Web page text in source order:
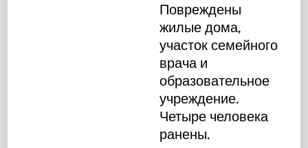
Повреждены
жилые дома,
участок семейного
врача и
образовательное
учреждение.
Четыре человека
ранены.